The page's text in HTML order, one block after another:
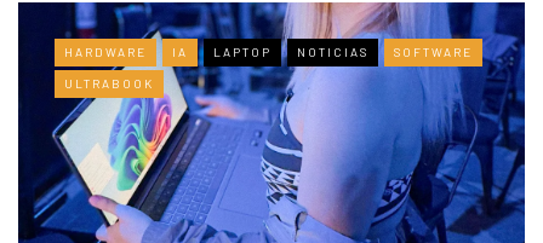
HARDWARE IA LAPTOP NOTICIAS SOFTWARE
ULTRABOOK